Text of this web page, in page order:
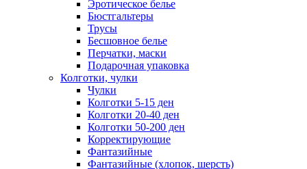
Эротическое белье
Бюстгальтеры
Трусы
Бесшовное белье
Перчатки, маски
Подарочная упаковка
Колготки, чулки
Чулки
Колготки 5-15 ден
Колготки 20-40 ден
Колготки 50-200 ден
Корректирующие
Фантазийные
Фантазийные (хлопок, шерсть)